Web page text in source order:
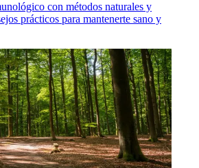
con métodos naturales y
prácticos para mantenerte sano y